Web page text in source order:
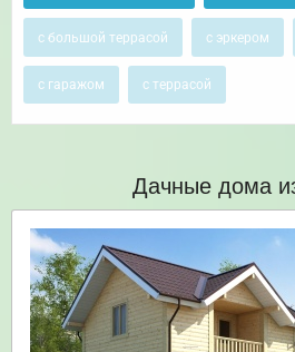
с большой террасой с эркером
с гаражом с террасой
Дачные дома